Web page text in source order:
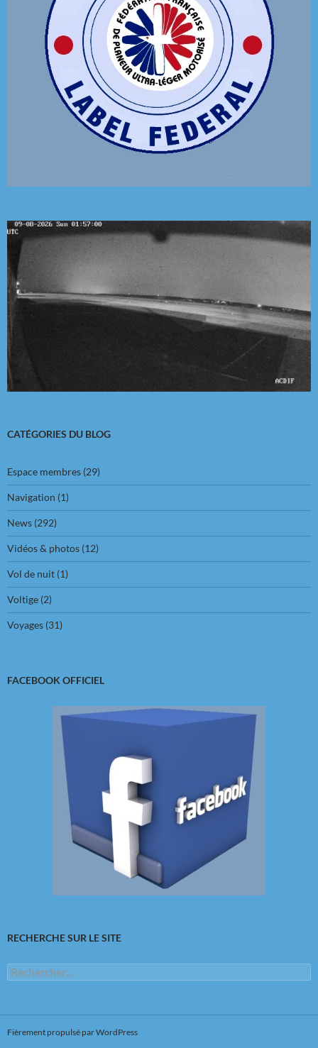
CATÉGORIES DU BLOG
Espace membres (29)
Navigation (1)
News (292)
Vidéos & photos (12)
Vol de nuit (1)
Voltige (2)
Voyages (31)
FACEBOOK OFFICIEL
RECHERCHE SUR LE SITE
Rechercher :
Fièrement propulsé par WordPress